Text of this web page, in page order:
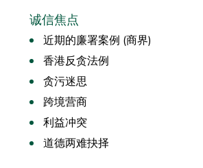
诚信焦点
近期的廉署案例 (商界)
香港反贪法例
贪污迷思
跨境营商
利益冲突
道德两难抉择